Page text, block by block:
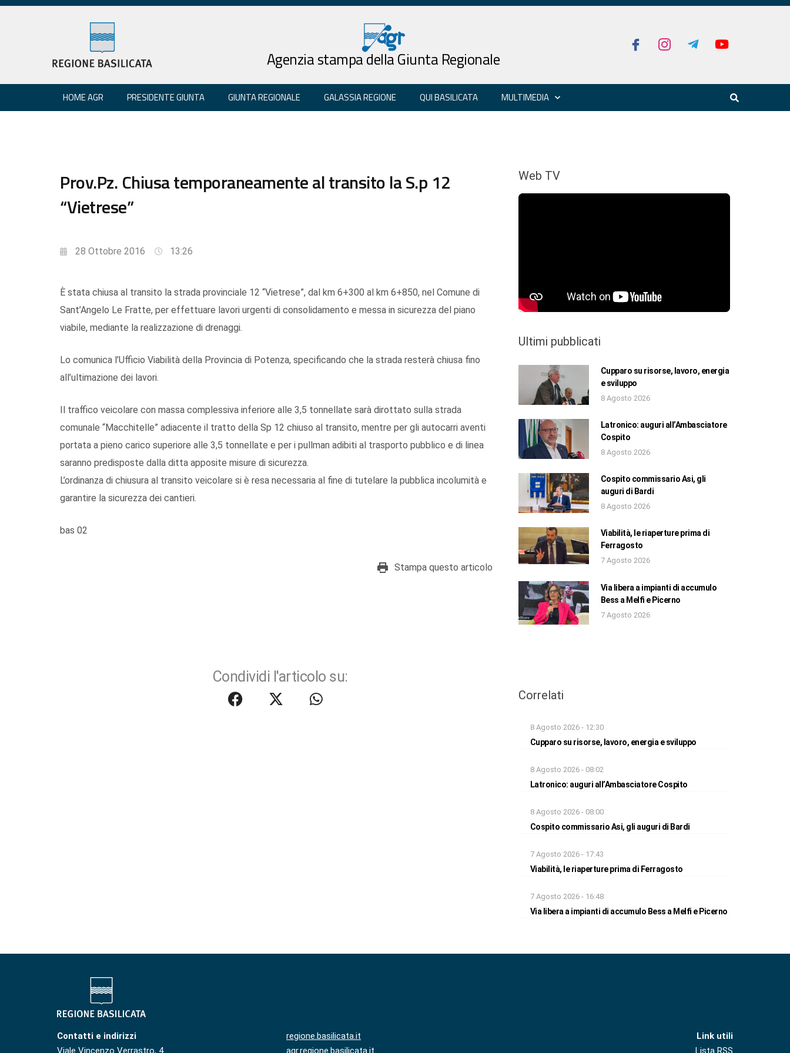
Agenzia stampa della Giunta Regionale
HOME AGR PRESIDENTE GIUNTA GIUNTA REGIONALE GALASSIA REGIONE QUI BASILICATA MULTIMEDIA
Prov.Pz. Chiusa temporaneamente al transito la S.p 12
“Vietrese”
28 Ottobre 2016 13:26
È stata chiusa al transito la strada provinciale 12 “Vietrese”, dal km 6+300 al km 6+850, nel Comune di
Sant’Angelo Le Fratte, per effettuare lavori urgenti di consolidamento e messa in sicurezza del piano
viabile, mediante la realizzazione di drenaggi.
Lo comunica l’Ufficio Viabilità della Provincia di Potenza, specificando che la strada resterà chiusa fino
all’ultimazione dei lavori.
Il traffico veicolare con massa complessiva inferiore alle 3,5 tonnellate sarà dirottato sulla strada
comunale “Macchitelle” adiacente il tratto della Sp 12 chiuso al transito, mentre per gli autocarri aventi
portata a pieno carico superiore alle 3,5 tonnellate e per i pullman adibiti al trasporto pubblico e di linea
saranno predisposte dalla ditta apposite misure di sicurezza.
L’ordinanza di chiusura al transito veicolare si è resa necessaria al fine di tutelare la pubblica incolumità e
garantire la sicurezza dei cantieri.
bas 02
Stampa questo articolo
Condividi l'articolo su:
Web TV
Ultimi pubblicati
Cupparo su risorse, lavoro, energia
e sviluppo
8 Agosto 2026
Latronico: auguri all’Ambasciatore
Cospito
8 Agosto 2026
Cospito commissario Asi, gli
auguri di Bardi
8 Agosto 2026
Viabilità, le riaperture prima di
Ferragosto
7 Agosto 2026
Via libera a impianti di accumulo
Bess a Melfi e Picerno
7 Agosto 2026
Correlati
8 Agosto 2026 - 12:30
Cupparo su risorse, lavoro, energia e sviluppo
8 Agosto 2026 - 08:02
Latronico: auguri all’Ambasciatore Cospito
8 Agosto 2026 - 08:00
Cospito commissario Asi, gli auguri di Bardi
7 Agosto 2026 - 17:43
Viabilità, le riaperture prima di Ferragosto
7 Agosto 2026 - 16:48
Via libera a impianti di accumulo Bess a Melfi e Picerno
Contatti e indirizzi
Viale Vincenzo Verrastro, 4
regione.basilicata.it
agr.regione.basilicata.it
Link utili
Lista RSS